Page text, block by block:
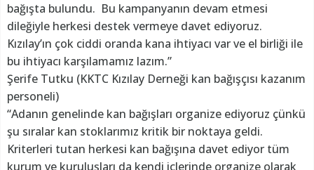
bağışta bulundu. Bu kampanyanın devam etmesi
dileğiyle herkesi destek vermeye davet ediyoruz.
Kızılay’ın çok ciddi oranda kana ihtiyacı var ve el birliği ile
bu ihtiyacı karşılamamız lazım.”
Şerife Tutku (KKTC Kızılay Derneği kan bağışçısı kazanım
personeli)
“Adanın genelinde kan bağışları organize ediyoruz çünkü
şu sıralar kan stoklarımız kritik bir noktaya geldi.
Kriterleri tutan herkesi kan bağışına davet ediyor tüm
kurum ve kuruluşları da kendi içlerinde organize olarak